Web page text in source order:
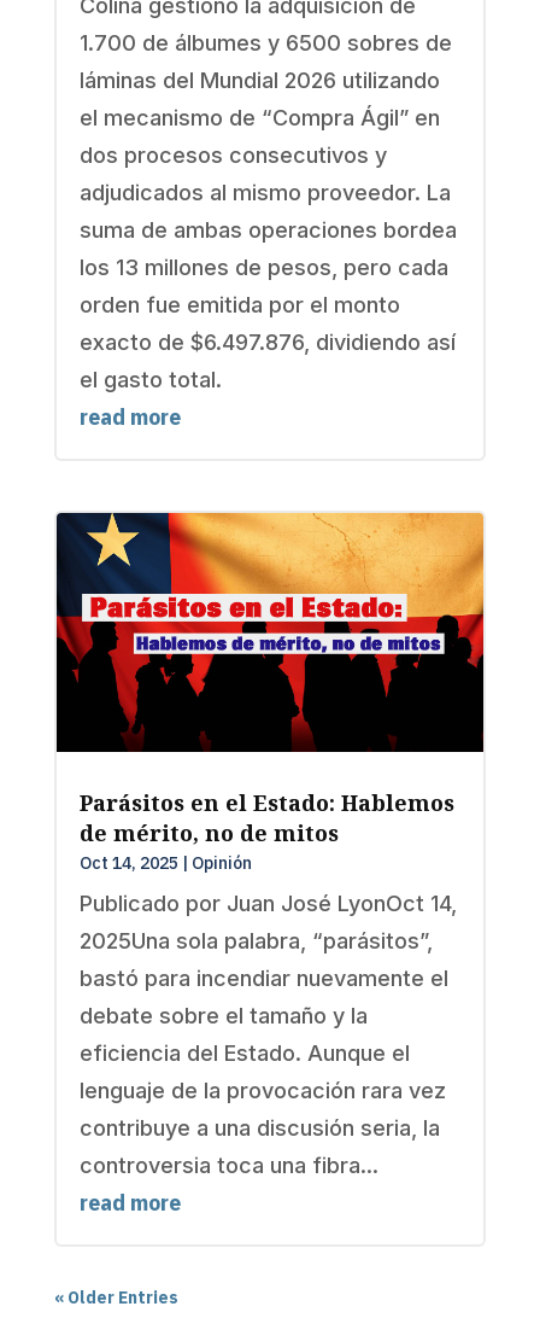
Colina gestionó la adquisición de
1.700 de álbumes y 6500 sobres de
láminas del Mundial 2026 utilizando
el mecanismo de “Compra Ágil” en
dos procesos consecutivos y
adjudicados al mismo proveedor. La
suma de ambas operaciones bordea
los 13 millones de pesos, pero cada
orden fue emitida por el monto
exacto de $6.497.876, dividiendo así
el gasto total.
read more
Parásitos en el Estado: Hablemos
de mérito, no de mitos
Oct 14, 2025 | Opinión
Publicado por Juan José LyonOct 14,
2025Una sola palabra, “parásitos”,
bastó para incendiar nuevamente el
debate sobre el tamaño y la
eficiencia del Estado. Aunque el
lenguaje de la provocación rara vez
contribuye a una discusión seria, la
controversia toca una fibra...
read more
« Older Entries